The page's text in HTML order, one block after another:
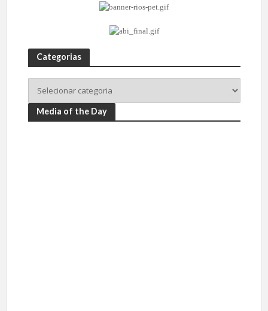
Categorias
Media of the Day